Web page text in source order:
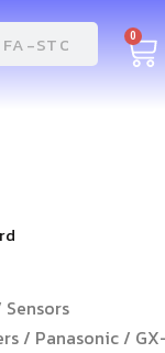
0
Sensors
/ Panasonic/